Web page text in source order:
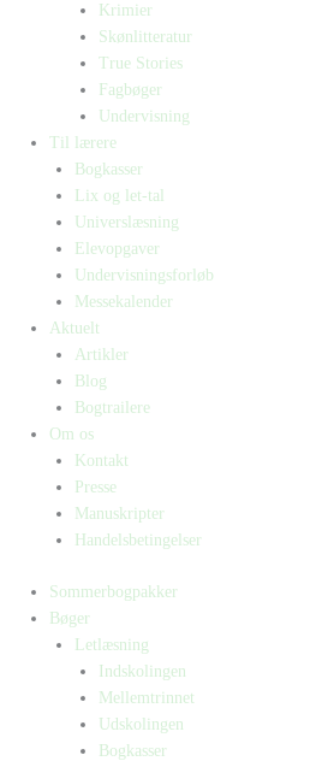
Krimier
Skønlitteratur
True Stories
Fagbøger
Undervisning
Til lærere
Bogkasser
Lix og let-tal
Universlæsning
Elevopgaver
Undervisningsforløb
Messekalender
Aktuelt
Artikler
Blog
Bogtrailere
Om os
Kontakt
Presse
Manuskripter
Handelsbetingelser
Sommerbogpakker
Bøger
Letlæsning
Indskolingen
Mellemtrinnet
Udskolingen
Bogkasser